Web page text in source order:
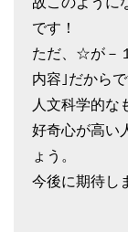
です！
ただ、☆が－
内容｣だからで
人文科学的な
好奇心が高い
ょう。
今後に期待し